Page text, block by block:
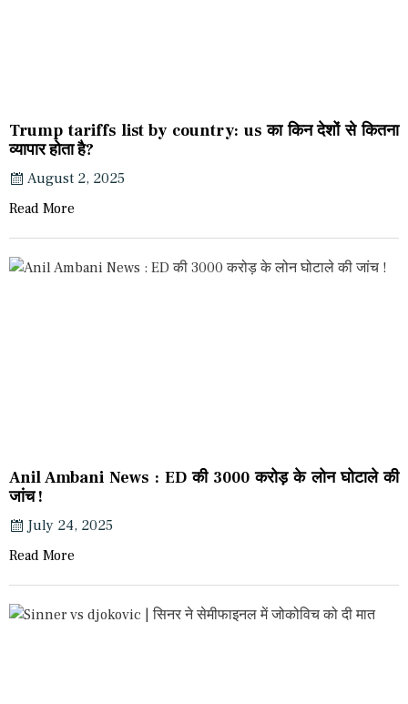
Trump tariffs list by country: us का किन देशों से कितना
व्यापार होता है?
August 2, 2025
Read More
Anil Ambani News : ED की 3000 करोड़ के लोन घोटाले की
जांच !
July 24, 2025
Read More